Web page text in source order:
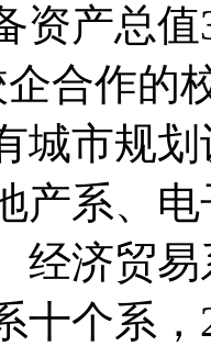
资产总
企合作的
城市规
产系、
经济贸
十个系